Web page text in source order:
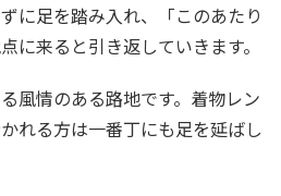
に足を踏み入れ、「このあたり
に来ると引き返していきます。
風情のある路地です。着物レン
れる方は一番丁にも足を延ばし